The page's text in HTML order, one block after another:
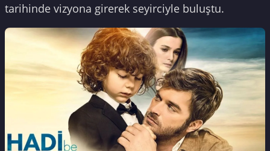
tarihinde vizyona girerek seyirciyle buluştu.